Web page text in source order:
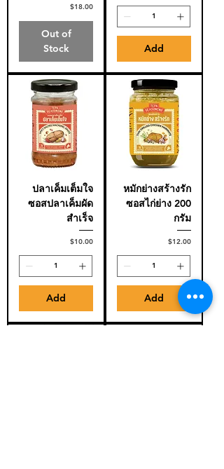
Price
$18.00
Out of
Stock
Add
ปลาเค็มเต็มใจ
ซอสปลาเค็มผัด
สำเร็จ
Price
$10.00
Add
หมักย่างสร้างรัก
ซอสไก่ย่าง 200
กรัม
Price
$12.00
Add